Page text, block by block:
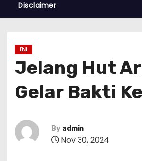
Disclaimer
TNI
Jelang Hut
Gelar Bakti
By admin
Nov 30, 2024